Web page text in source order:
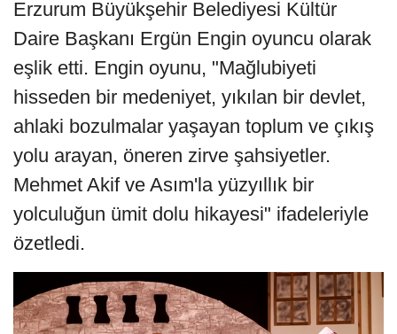
Erzurum Büyükşehir Belediyesi Kültür
Daire Başkanı Ergün Engin oyuncu olarak
eşlik etti. Engin oyunu, "Mağlubiyeti
hisseden bir medeniyet, yıkılan bir devlet,
ahlaki bozulmalar yaşayan toplum ve çıkış
yolu arayan, öneren zirve şahsiyetler.
Mehmet Akif ve Asım'la yüzyıllık bir
yolculuğun ümit dolu hikayesi" ifadeleriyle
özetledi.